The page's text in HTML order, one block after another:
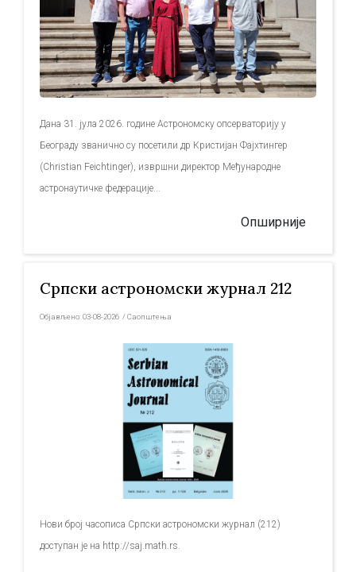
Дана 31. јула 2026. године Астрономску опсерваторију у
Београду званично су посетили др Кристијан Фајхтингер
(Christian Feichtinger), извршни директор Међународне
астронаутичке федерације...
Опширније
Српски астрономски журнал 212
Објављено:03-08-2026 /Саопштења
Нови број часописа Српски астрономски журнал (212)
доступан је на http://saj.math.rs.